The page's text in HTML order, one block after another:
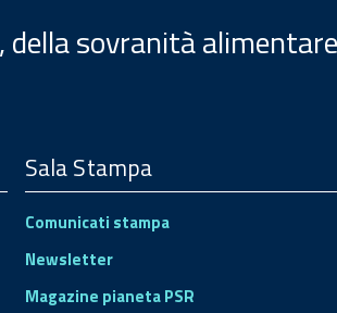
sovranità
Sala Stampa
Comunicati stampa
Newsletter
Magazine pianeta PSR